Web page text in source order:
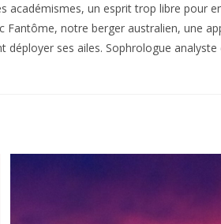
académismes, un esprit trop libre pour
Fantôme, notre berger australien, une
déployer ses ailes. Sophrologue